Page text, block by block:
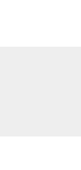
uit uw Nokia 7
in ons